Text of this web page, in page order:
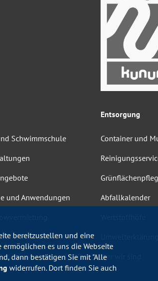
Schwimmschule
und Anwendungen
Schwimmbäder
und AGB
Entsorgung
Container und
Abfallkalender
Wer wir sind
bereitzustellen und eine
es uns die Webseite
dann bestätigen Sie mit "Alle
widerrufen. Dort finden Sie auch